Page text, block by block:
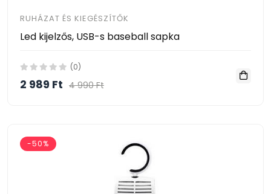
RUHÁZAT ÉS KIEGÉSZÍTŐK
Led kijelzős, USB-s baseball sapka
(0)
2 989 Ft 4 990 Ft
-50%